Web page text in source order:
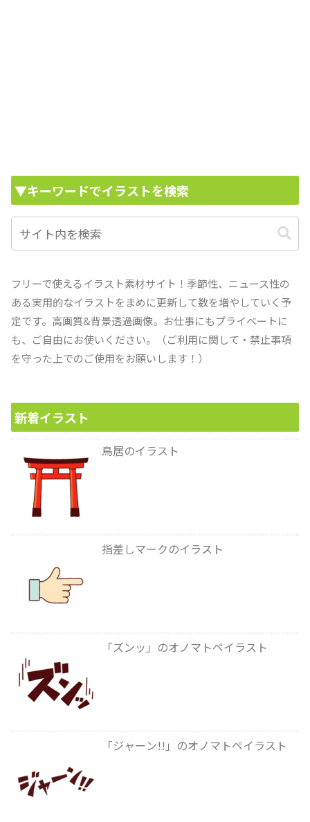
▼キーワードでイラストを検索
フリーで使えるイラスト素材サイト！季節性、ニュース性の
ある実用的なイラストをまめに更新して数を増やしていく予
定です。高画質&背景透過画像。お仕事にもプライベートに
も、ご自由にお使いください。（ご利用に関して・禁止事項
を守った上でのご使用をお願いします！）
新着イラスト
鳥居のイラスト
指差しマークのイラスト
「ズンッ」のオノマトペイラスト
「ジャーン!!」のオノマトペイラスト